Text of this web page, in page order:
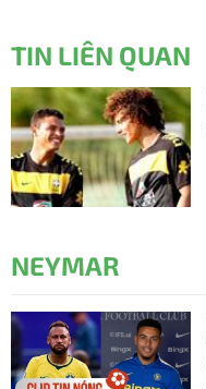
TIN LIÊN QUAN
NEYMAR